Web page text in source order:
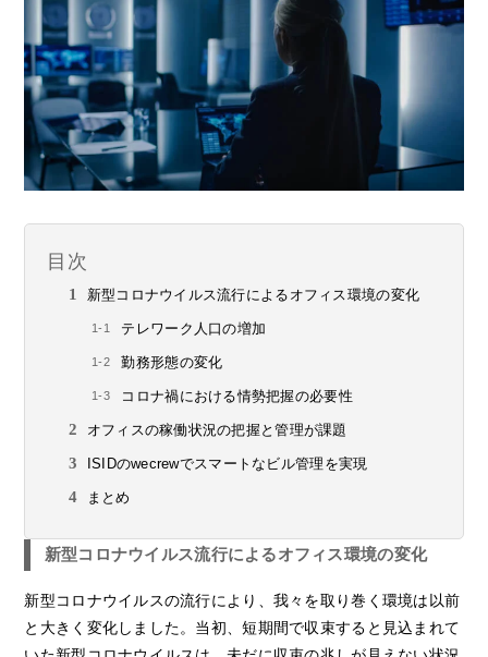
目次
新型コロナウイルス流行によるオフィス環境の変化
テレワーク人口の増加
勤務形態の変化
コロナ禍における情勢把握の必要性
オフィスの稼働状況の把握と管理が課題
ISIDのwecrewでスマートなビル管理を実現
まとめ
新型コロナウイルス流行によるオフィス環境の変化
新型コロナウイルスの流行により、我々を取り巻く環境は以前
と大きく変化しました。当初、短期間で収束すると見込まれて